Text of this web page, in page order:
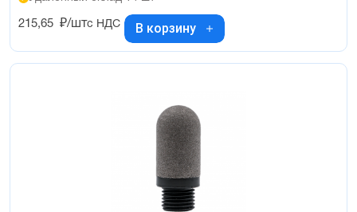
215,65 ₽/штс НДС В корзину